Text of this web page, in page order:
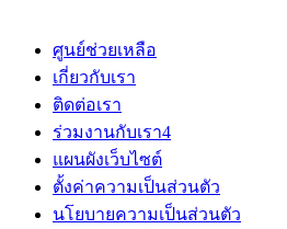
ศูนย์ช่วยเหลือ
เกี่ยวกับเรา
ติดต่อเรา
ร่วมงานกับเรา4
แผนผังเว็บไซต์
ตั้งค่าความเป็นส่วนตัว
นโยบายความเป็นส่วนตัว